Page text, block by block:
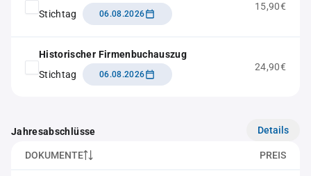
Stichtag
06.08.2026
15,90€
Historischer Firmenbuchauszug
Stichtag
06.08.2026
24,90€
Jahresabschlüsse Details
DOKUMENTE PREIS